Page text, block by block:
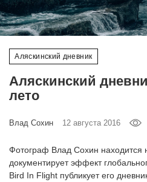
Аляскинский дневник
Аляскинский
лето
Влад Сохин 12 августа 2016
Фотограф Влад Сохин находится
документирует эффект
Bird In Flight публикует его